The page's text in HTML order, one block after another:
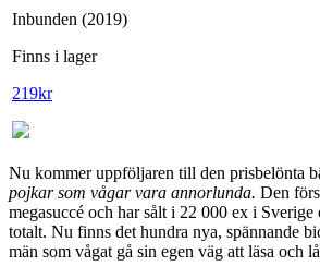
Inbunden (2019)
Finns i lager
219kr
Nu kommer uppföljaren till den prisbelönta
pojkar som vågar vara annorlunda. Den
megasuccé och har sålt i 22 000 ex i
totalt. Nu finns det hundra nya, spännande
män som vågat gå sin egen väg att läsa och